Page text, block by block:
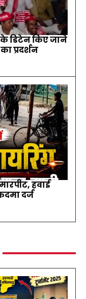
डिटेन किए जाने
प्रदर्शन
हवाई
दर्ज